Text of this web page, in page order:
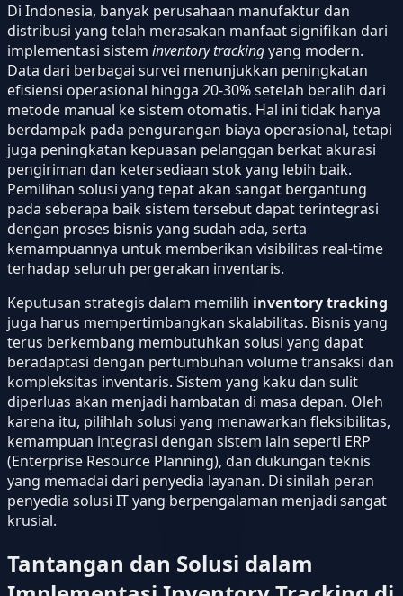
Di Indonesia, banyak perusahaan manufaktur dan
distribusi yang telah merasakan manfaat signifikan dari
implementasi sistem inventory trackingyang modern.
Data dari berbagai survei menunjukkan peningkatan
efisiensi operasional hingga 20-30% setelah beralih dari
metode manual ke sistem otomatis. Hal ini tidak hanya
berdampak pada pengurangan biaya operasional, tetapi
juga peningkatan kepuasan pelanggan berkat akurasi
pengiriman dan ketersediaan stok yang lebih baik.
Pemilihan solusi yang tepat akan sangat bergantung
pada seberapa baik sistem tersebut dapat terintegrasi
dengan proses bisnis yang sudah ada, serta
kemampuannya untuk memberikan visibilitas real-time
terhadap seluruh pergerakan inventaris.
Keputusan strategis dalam memilih inventory tracking
juga harus mempertimbangkan skalabilitas. Bisnis yang
terus berkembang membutuhkan solusi yang dapat
beradaptasi dengan pertumbuhan volume transaksi dan
kompleksitas inventaris. Sistem yang kaku dan sulit
diperluas akan menjadi hambatan di masa depan. Oleh
karena itu, pilihlah solusi yang menawarkan fleksibilitas,
kemampuan integrasi dengan sistem lain seperti ERP
(Enterprise Resource Planning), dan dukungan teknis
yang memadai dari penyedia layanan. Di sinilah peran
penyedia solusi IT yang berpengalaman menjadi sangat
krusial.
Tantangan dan Solusi dalam